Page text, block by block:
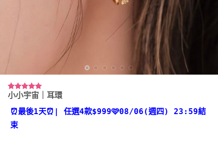
評分4.95
21
位顧客進行
評分
小小宇宙｜耳環
⏰最後1天⏰ | 任選4款$999🩷08/06(週四) 23:59結
束